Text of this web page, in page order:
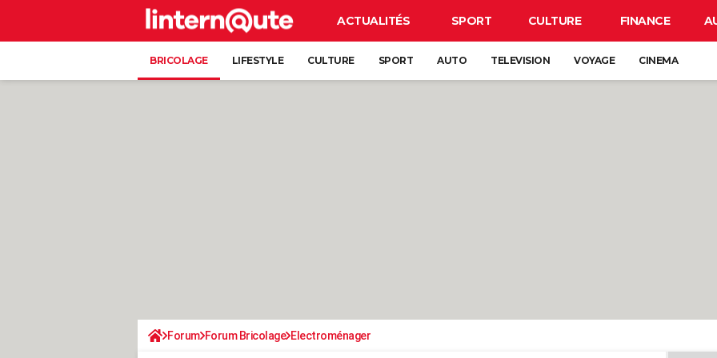
ACTUALITÉS SPORT CULTURE FINANCE
BRICOLAGE LIFESTYLE CULTURE SPORT AUTO TELEVISION VOYAGE CINEMA
Forum Forum Bricolage Electroménager